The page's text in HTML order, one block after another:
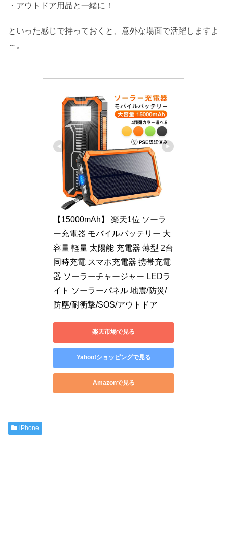
・アウトドア用品と一緒に！
といった感じで持っておくと、意外な場面で活躍しますよ
～。
【15000mAh】 楽天1位 ソーラ
ー充電器 モバイルバッテリー 大
容量 軽量 太陽能 充電器 薄型 2台
同時充電 スマホ充電器 携帯充電
器 ソーラーチャージャー LEDラ
イト ソーラーパネル 地震/防災/
防塵/耐衝撃/SOS/アウトドア
楽天市場で見る
Yahoo!ショッピングで見る
Amazonで見る
iPhone